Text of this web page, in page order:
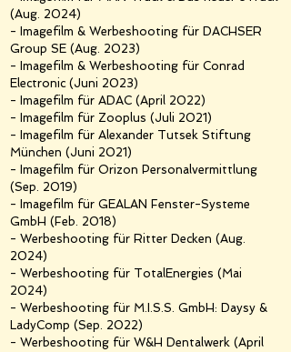
(Aug. 2024)
- Imagefilm & Werbeshooting für DACHSER
Group SE (Aug. 2023)
- Imagefilm & Werbeshooting für Conrad
Electronic (Juni 2023)
- Imagefilm für ADAC (April 2022)
- Imagefilm für Zooplus (Juli 2021)
- Imagefilm für Alexander Tutsek Stiftung
München (Juni 2021)
- Imagefilm für Orizon Personalvermittlung
(Sep. 2019)
- Imagefilm für GEALAN Fenster-Systeme
GmbH (Feb. 2018)
- Werbeshooting für Ritter Decken (Aug.
2024)
- Werbeshooting für TotalEnergies (Mai
2024)
- Werbeshooting für M.I.S.S. GmbH: Daysy &
LadyComp (Sep. 2022)
- Werbeshooting für W&H Dentalwerk (April